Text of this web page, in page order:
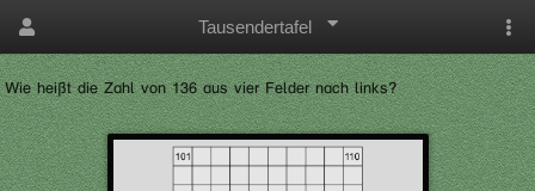
Tausendertafel
Wie heißt die Zahl von 136 aus vier Felder nach links?